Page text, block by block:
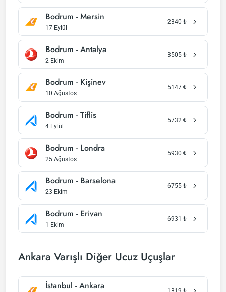
Bodrum - Mersin
17 Eylül
2340 ₺
Bodrum - Antalya
2 Ekim
3505 ₺
Bodrum - Kişinev
10 Ağustos
5147 ₺
Bodrum - Tiflis
4 Eylül
5732 ₺
Bodrum - Londra
25 Ağustos
5930 ₺
Bodrum - Barselona
23 Ekim
6755 ₺
Bodrum - Erivan
1 Ekim
6931 ₺
Ankara Varışlı Diğer Ucuz Uçuşlar
İstanbul - Ankara